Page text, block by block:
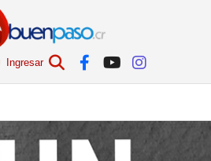
Ingresar